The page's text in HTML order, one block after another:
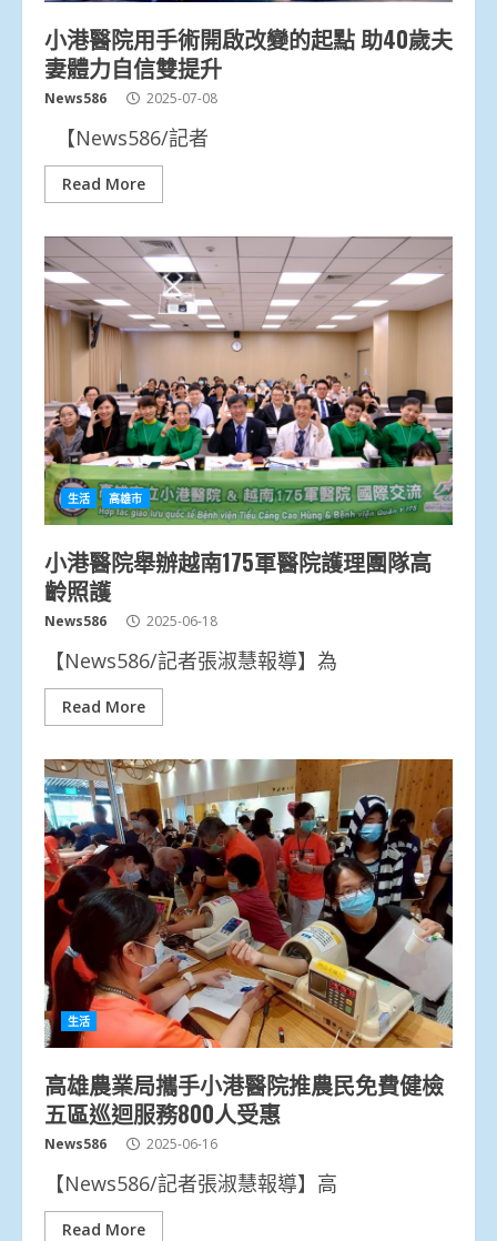
小港醫院用手術開啟改變的起點 助40歲夫
妻體力自信雙提升
News586 2025-07-08
【News586/記者
Read More
生活 高雄市
小港醫院舉辦越南175軍醫院護理團隊高
齡照護
News586 2025-06-18
【News586/記者張淑慧報導】為
Read More
生活
高雄農業局攜手小港醫院推農民免費健檢
五區巡迴服務800人受惠
News586 2025-06-16
【News586/記者張淑慧報導】高
Read More